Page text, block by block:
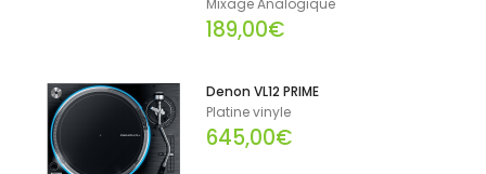
189,00€
Denon VL12 PRIME
Platine vinyle
645,00€